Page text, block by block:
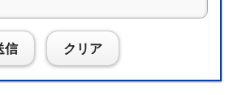
信 クリア